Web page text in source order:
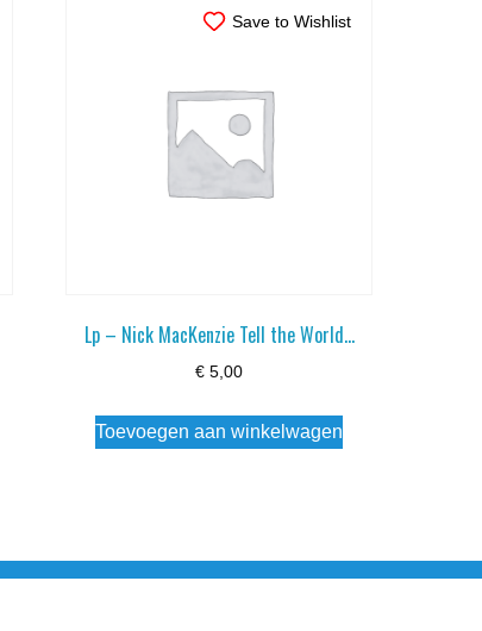
Save to Wishlist
Lp – Nick MacKenzie Tell the World…
€ 5,00
Toevoegen aan winkelwagen